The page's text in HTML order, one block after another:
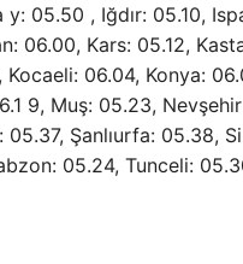
y: 05.50 , Iğdır: 05.10,
06.00, Kars: 05.12,
Kocaeli: 06.04, Konya:
9, Muş: 05.23,
05.37, Şanlıurfa: 05.38,
05.24, Tunceli: